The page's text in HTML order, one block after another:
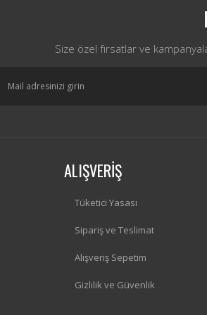
Size özel fırsatlar ve
ALIŞVERİŞ
Tüketici Yasası
Sipariş ve Teslimat
Alışveriş Sepetim
Gizlilik ve Güvenlik